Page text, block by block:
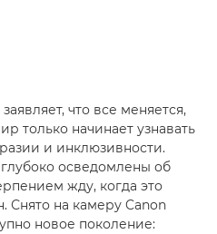
что все меняется,
только начинает узнавать
и инклюзивности.
осведомлены об
жду, когда это
Снято на камеру Canon
новое поколение: